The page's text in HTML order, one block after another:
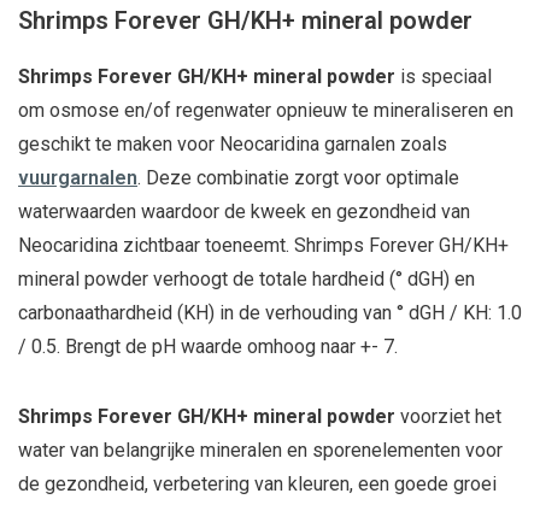
Shrimps Forever GH/KH+ mineral powder
Shrimps Forever GH/KH+ mineral powder is speciaal
om osmose en/of regenwater opnieuw te mineraliseren en
geschikt te maken voor Neocaridina garnalen zoals
vuurgarnalen. Deze combinatie zorgt voor optimale
waterwaarden waardoor de kweek en gezondheid van
Neocaridina zichtbaar toeneemt. Shrimps Forever GH/KH+
mineral powder verhoogt de totale hardheid (° dGH) en
carbonaathardheid (KH) in de verhouding van ° dGH / KH: 1.0
/ 0.5. Brengt de pH waarde omhoog naar +- 7.
Shrimps Forever GH/KH+ mineral powder voorziet het
water van belangrijke mineralen en sporenelementen voor
de gezondheid, verbetering van kleuren, een goede groei